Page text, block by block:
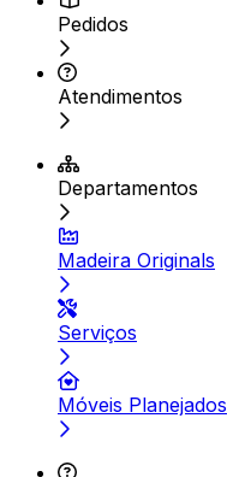
Pedidos
Atendimentos
Departamentos
Madeira Originals
Serviços
Móveis Planejados